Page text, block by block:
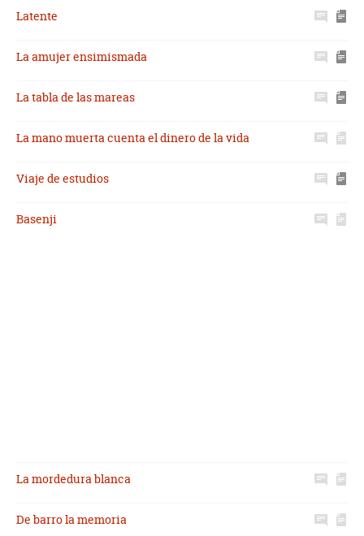
Latente
La amujer ensimismada
La tabla de las mareas
La mano muerta cuenta el dinero de la vida
Viaje de estudios
Basenji
La mordedura blanca
De barro la memoria